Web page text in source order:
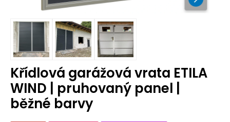
Křídlová garážová vrata ETILA
WIND | pruhovaný panel |
běžné barvy